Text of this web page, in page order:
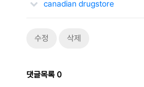
canadian drugstore
수정 삭제
댓글목록 0